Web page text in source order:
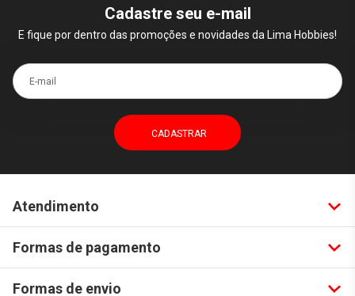
Cadastre seu e-mail
E fique por dentro das promoções e novidades da Lima Hobbies!
E-mail
Atendimento
Formas de pagamento
Formas de envio